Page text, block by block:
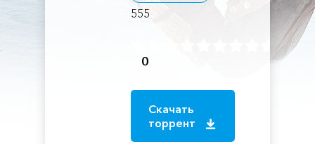
555
0
Скачать
торрент